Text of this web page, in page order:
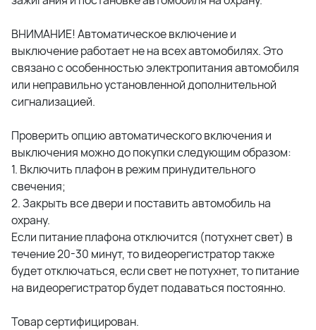
ВНИМАНИЕ! Автоматическое включение и
выключение работает не на всех автомобилях. Это
связано с особенностью электропитания автомобиля
или неправильно установленной дополнительной
сигнализацией.
Проверить опцию автоматического включения и
выключения можно до покупки следующим образом:
1. Включить плафон в режим принудительного
свечения;
2. Закрыть все двери и поставить автомобиль на
охрану.
Если питание плафона отключится (потухнет свет) в
течение 20-30 минут, то видеорегистратор также
будет отключаться, если свет не потухнет, то питание
на видеорегистратор будет подаваться постоянно.
Товар сертифицирован.